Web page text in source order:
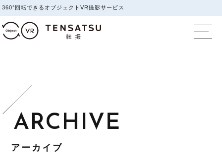
360°回転できるオブジェクトVR撮影サービス
オブジェクトVR
アーカイブ